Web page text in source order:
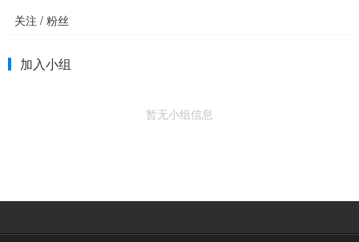
关注 / 粉丝
加入小组
暂无小组信息